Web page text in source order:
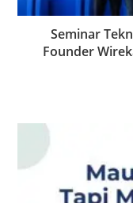
Seminar
Founder